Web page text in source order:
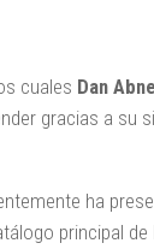
cuales Dan
gracias a su
ha
principal de